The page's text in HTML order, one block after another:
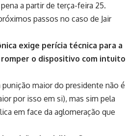
a partir de terça-feira 25.
passos no caso de Jair
exige perícia técnica para a
o dispositivo com intuito
maior do presidente não é
por isso em si), mas sim pela
em face da aglomeração que